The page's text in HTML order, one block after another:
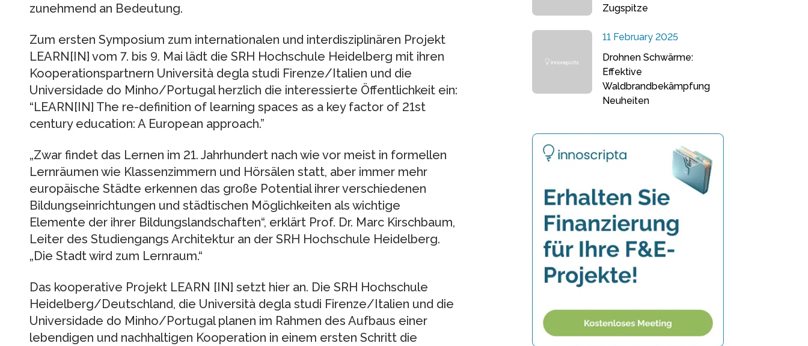
zunehmend an Bedeutung.
Zum ersten Symposium zum internationalen und interdisziplinären Projekt
LEARN[IN] vom 7. bis 9. Mai lädt die SRH Hochschule Heidelberg mit ihren
Kooperationspartnern Università degla studi Firenze/Italien und die
Universidade do Minho/Portugal herzlich die interessierte Öffentlichkeit ein:
“LEARN[IN] The re-definition of learning spaces as a key factor of 21st
century education: A European approach.”
„Zwar findet das Lernen im 21. Jahrhundert nach wie vor meist in formellen
Lernräumen wie Klassenzimmern und Hörsälen statt, aber immer mehr
europäische Städte erkennen das große Potential ihrer verschiedenen
Bildungseinrichtungen und städtischen Möglichkeiten als wichtige
Elemente der ihrer Bildungslandschaften“, erklärt Prof. Dr. Marc Kirschbaum,
Leiter des Studiengangs Architektur an der SRH Hochschule Heidelberg.
„Die Stadt wird zum Lernraum.“
Das kooperative Projekt LEARN [IN] setzt hier an. Die SRH Hochschule
Heidelberg/Deutschland, die Università degla studi Firenze/Italien und die
Universidade do Minho/Portugal planen im Rahmen des Aufbaus einer
lebendigen und nachhaltigen Kooperation in einem ersten Schritt die
Zugspitze
11 February 2025
Drohnen Schwärme:
Effektive
Waldbrandbekämpfung
Neuheiten